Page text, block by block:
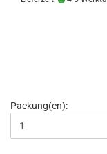
Packung(en):